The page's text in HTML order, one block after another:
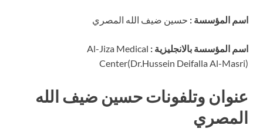
اسم المؤسسة : حسين ضيف الله المصري
اسم المؤسسة بالانجليزية : Al-Jiza Medical
Center(Dr.Hussein Deifalla Al-Masri)
عنوان وتلفونات حسين ضيف الله
المصري